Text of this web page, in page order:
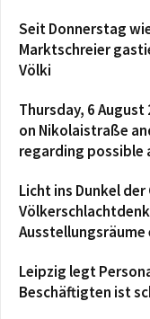
Seit Donnerstag
Marktschreier
Völki
Thursday, 6
on Nikolaistraße
regarding possible
Licht ins Dunkel
Ausstellungsräume
Leipzig legt
Beschäftigten ist